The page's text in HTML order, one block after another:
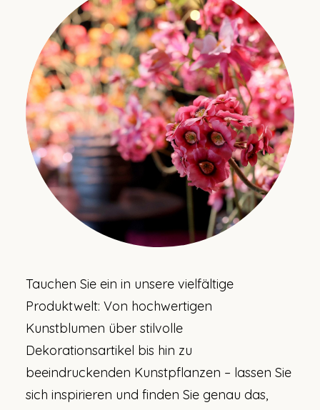
Tauchen Sie ein in unsere vielfältige
Produktwelt: Von hochwertigen
Kunstblumen über stilvolle
Dekorationsartikel bis hin zu
beeindruckenden Kunstpflanzen – lassen Sie
sich inspirieren und finden Sie genau das,